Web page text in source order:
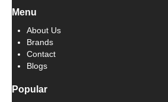
Menu
About Us
Brands
Contact
Blogs
Popular